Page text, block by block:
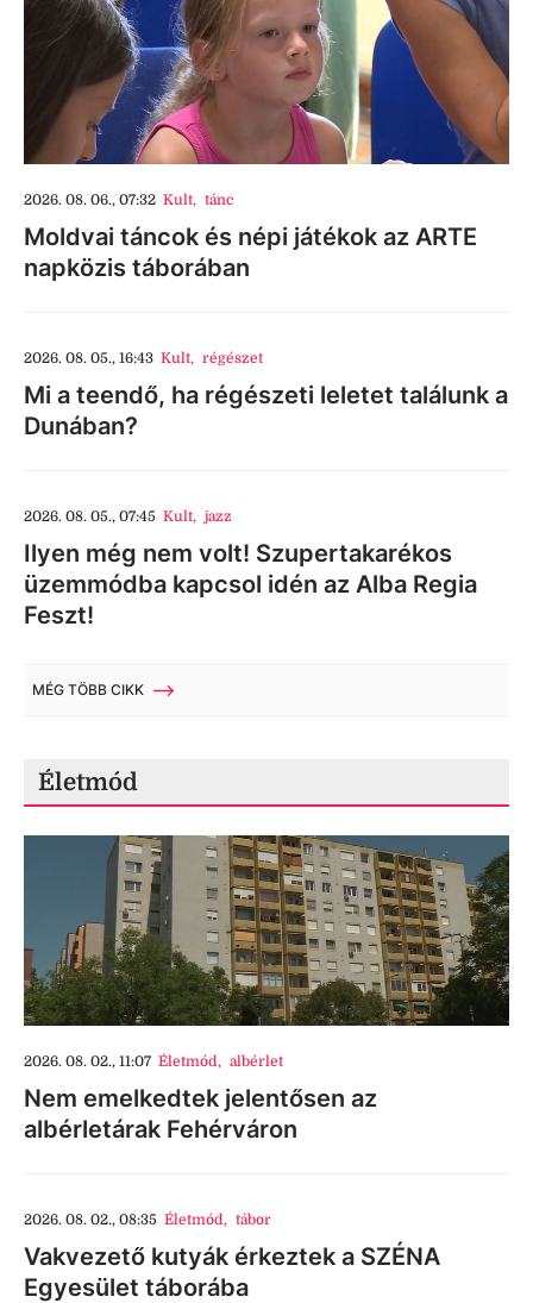
2026. 08. 06., 07:32 Kult, tánc
Moldvai táncok és népi játékok az ARTE
napközis táborában
2026. 08. 05., 16:43 Kult, régészet
Mi a teendő, ha régészeti leletet találunk a
Dunában?
2026. 08. 05., 07:45 Kult, jazz
Ilyen még nem volt! Szupertakarékos
üzemmódba kapcsol idén az Alba Regia
Feszt!
MÉG TÖBB CIKK
Életmód
2026. 08. 02., 11:07 Életmód, albérlet
Nem emelkedtek jelentősen az
albérletárak Fehérváron
2026. 08. 02., 08:35 Életmód, tábor
Vakvezető kutyák érkeztek a SZÉNA
Egyesület táborába